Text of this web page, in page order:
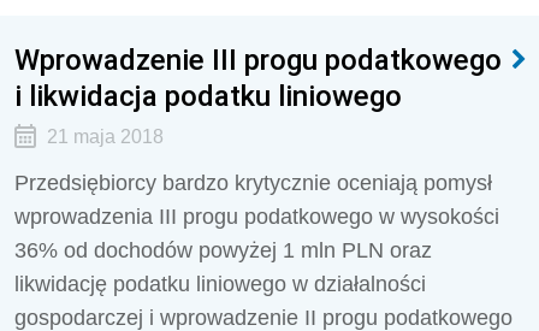
Wprowadzenie III progu podatkowego
i likwidacja podatku liniowego
21 maja 2018
Przedsiębiorcy bardzo krytycznie oceniają pomysł
wprowadzenia III progu podatkowego w wysokości
36% od dochodów powyżej 1 mln PLN oraz
likwidację podatku liniowego w działalności
gospodarczej i wprowadzenie II progu podatkowego